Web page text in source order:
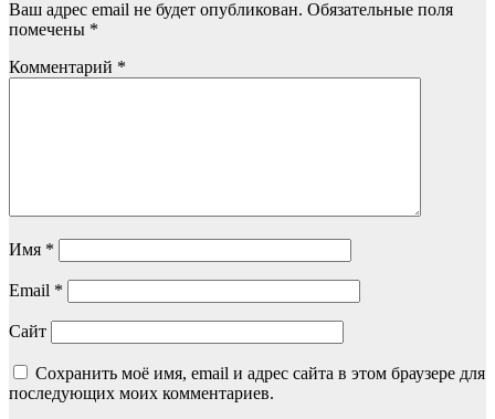
Ваш адрес email не будет опубликован. Обязательные поля
помечены *
Комментарий *
Имя *
Email *
Сайт
Сохранить моё имя, email и адрес сайта в этом браузере для
последующих моих комментариев.